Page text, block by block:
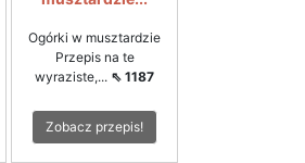
Ogórki w musztardzie
Przepis na te
wyraziste,... ⇖ 1187
Zobacz przepis!